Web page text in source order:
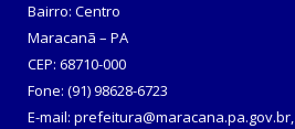
Bairro: Centro
Maracanã – PA
CEP: 68710-000
Fone: (91) 98628-6723
E-mail: prefeitura@maracana.pa.gov.br,